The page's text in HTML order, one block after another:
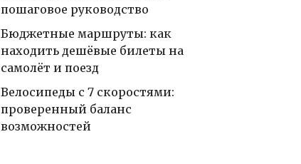
пошаговое руководство
Бюджетные маршруты: как
находить дешёвые билеты на
самолёт и поезд
Велосипеды с 7 скоростями:
проверенный баланс
возможностей